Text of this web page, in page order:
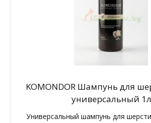
KOMONDOR Шампунь для
универсальный 1л
Универсальный шампунь для